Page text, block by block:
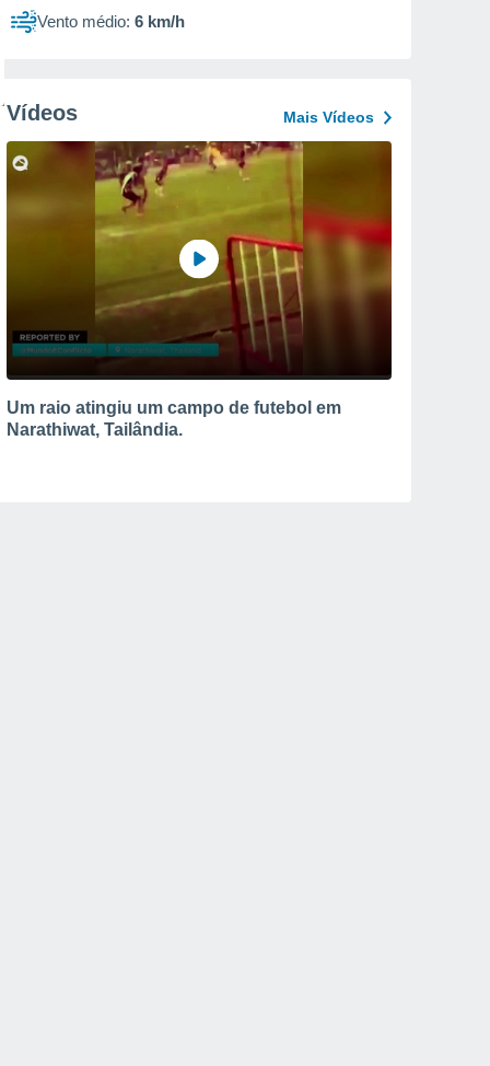
Vento médio: 6 km/h
Vídeos Mais Vídeos
Um raio atingiu um campo de futebol em
Narathiwat, Tailândia.